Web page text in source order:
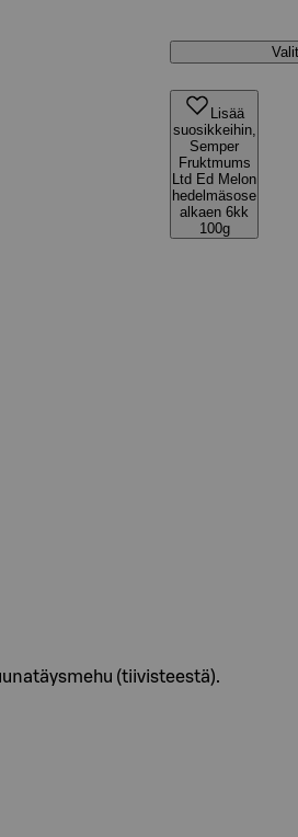
Lisää
suosikkeihin,
Semper
Fruktmums
Ltd Ed Melon
hedelmäsose
alkaen 6kk
100g
(tiivisteestä).